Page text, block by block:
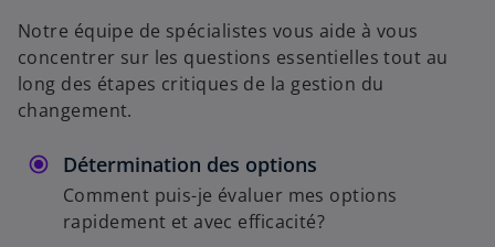
Notre équipe de spécialistes vous aide à vous
concentrer sur les questions essentielles tout au
long des étapes critiques de la gestion du
changement.
Détermination des options
Comment puis-je évaluer mes options
rapidement et avec efficacité?